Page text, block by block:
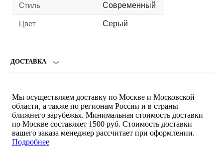
Стиль Современный
Цвет Серый
ДОСТАВКА
Мы осуществляем доставку по Москве и Московской
области, а также по регионам России и в страны
ближнего зарубежья. Минимальная стоимость доставки
по Москве составляет 1500 руб. Стоимость доставки
вашего заказа менеджер рассчитает при оформлении.
Подробнее